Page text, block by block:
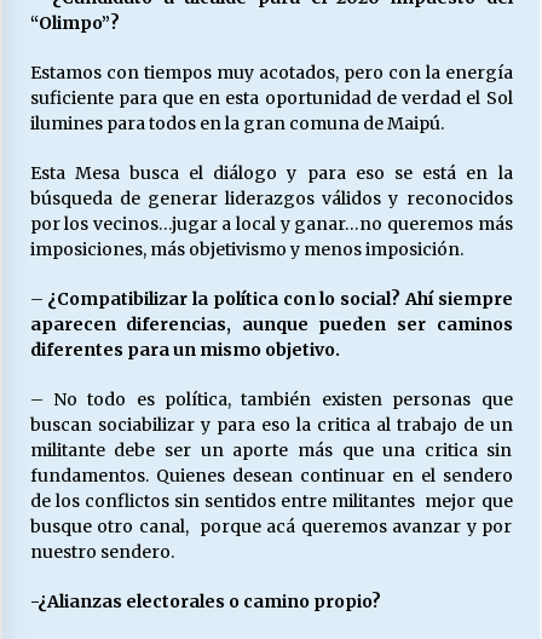
“Olimpo”?
Estamos con tiempos muy acotados, pero con la energía
suficiente para que en esta oportunidad de verdad el Sol
ilumines para todos en la gran comuna de Maipú.
Esta Mesa busca el diálogo y para eso se está en la
búsqueda de generar liderazgos válidos y reconocidos
por los vecinos…jugar a local y ganar…no queremos más
imposiciones, más objetivismo y menos imposición.
– ¿Compatibilizar la política con lo social? Ahí siempre
aparecen diferencias, aunque pueden ser caminos
diferentes para un mismo objetivo.
– No todo es política, también existen personas que
buscan sociabilizar y para eso la critica al trabajo de un
militante debe ser un aporte más que una critica sin
fundamentos. Quienes desean continuar en el sendero
de los conflictos sin sentidos entre militantes mejor que
busque otro canal, porque acá queremos avanzar y por
nuestro sendero.
-¿Alianzas electorales o camino propio?